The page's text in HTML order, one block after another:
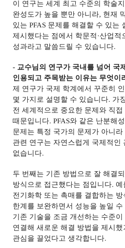
이 연구는 세계 최고 수준의 학술
완성도가 높을 뿐만 아니라, 현재
있는PFAS 문제를 해결할 수 있는
제시했다는 점에서 학문적·산업적
성과라고 말씀드릴 수 있습니다.
- 교수님의 연구가 국내를 넘어 국
인용되고 주목받는 이유는 무엇이
제 연구가 국제 학계에서 꾸준히
몇 가지로 설명할 수 있습니다. 가
전 세계적으로 중요한 문제와 직접
때문입니다. PFAS와 같은 난분해
문제는 특정 국가의 문제가 아니라
관련 연구는 자연스럽게 국제적인
없습니다.
두 번째는 기존 방법으로 잘 해결
방식으로 접근했다는 점입니다.예
전기화학 또는 촉매를 결합하는 방
한계를 보완하면서 성능을 높일
기존 기술을 조금 개선하는 수준이
연결해 새로운 해결 방법을 제시했
관심을 끌었다고 생각합니다.